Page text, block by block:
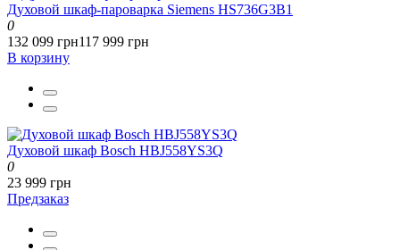
Духовой шкаф-пароварка Siemens HS736G3B1
0
132 099 грн117 999 грн
В корзину
Духовой шкаф Bosch HBJ558YS3Q
0
23 999 грн
Предзаказ